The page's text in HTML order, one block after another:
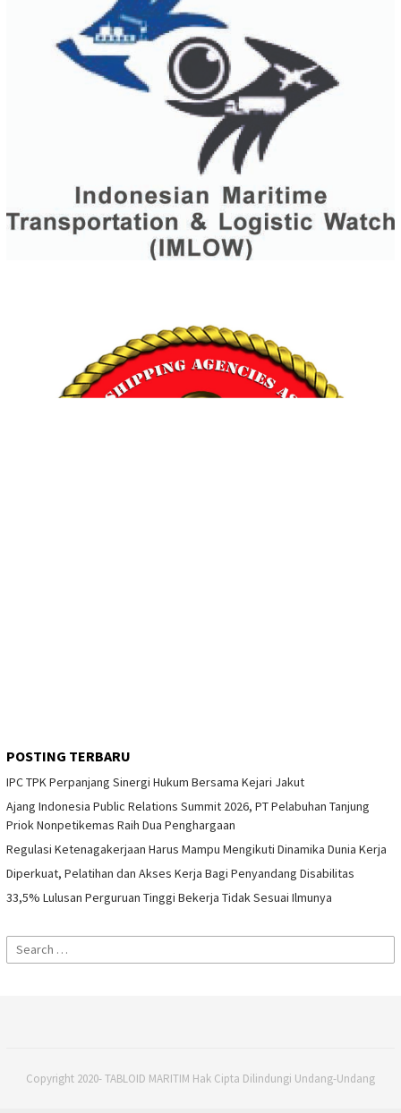
POSTING TERBARU
IPC TPK Perpanjang Sinergi Hukum Bersama Kejari Jakut
Ajang Indonesia Public Relations Summit 2026, PT Pelabuhan Tanjung
Priok Nonpetikemas Raih Dua Penghargaan
Regulasi Ketenagakerjaan Harus Mampu Mengikuti Dinamika Dunia Kerja
Diperkuat, Pelatihan dan Akses Kerja Bagi Penyandang Disabilitas
33,5% Lulusan Perguruan Tinggi Bekerja Tidak Sesuai Ilmunya
Search
for:
Copyright 2020- TABLOID MARITIM Hak Cipta Dilindungi Undang-Undang